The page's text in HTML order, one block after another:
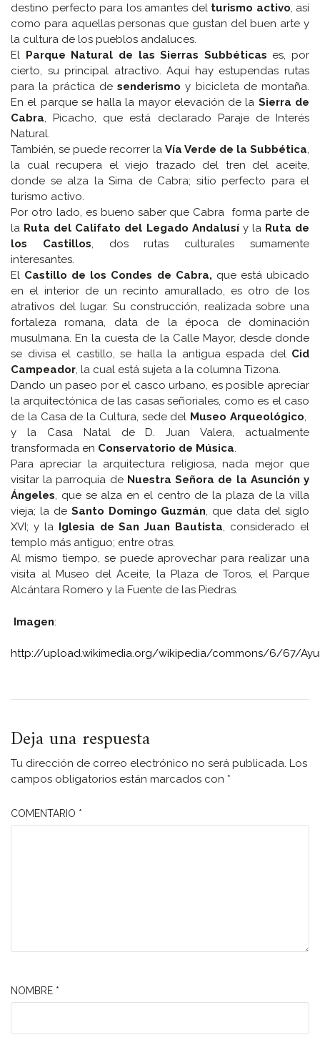
destino perfecto para los amantes del turismo activo, así
como para aquellas personas que gustan del buen arte y
la cultura de los pueblos andaluces.
El Parque Natural de las Sierras Subbéticas es, por
cierto, su principal atractivo. Aquí hay estupendas rutas
para la práctica de senderismo y bicicleta de montaña.
En el parque se halla la mayor elevación de la Sierra de
Cabra, Picacho, que está declarado Paraje de Interés
Natural.
También, se puede recorrer la Vía Verde de la Subbética,
la cual recupera el viejo trazado del tren del aceite,
donde se alza la Sima de Cabra; sitio perfecto para el
turismo activo.
Por otro lado, es bueno saber que Cabra forma parte de
la Ruta del Califato del Legado Andalusíy la Ruta de
los Castillos, dos rutas culturales sumamente
interesantes.
El Castillo de los Condes de Cabra, que está ubicado
en el interior de un recinto amurallado, es otro de los
atrativos del lugar. Su construcción, realizada sobre una
fortaleza romana, data de la época de dominación
musulmana. En la cuesta de la Calle Mayor, desde donde
se divisa el castillo, se halla la antigua espada del Cid
Campeador, la cual está sujeta a la columna Tizona.
Dando un paseo por el casco urbano, es posible apreciar
la arquitectónica de las casas señoriales, como es el caso
de la Casa de la Cultura, sede del Museo Arqueológico,
y la Casa Natal de D. Juan Valera, actualmente
transformada en Conservatorio de Música.
Para apreciar la arquitectura religiosa, nada mejor que
visitar la parroquia de Nuestra Señora de la Asunción y
Ángeles, que se alza en el centro de la plaza de la villa
vieja; la de Santo Domingo Guzmán, que data del siglo
XVI; y la Iglesia de San Juan Bautista, considerado el
templo más antiguo; entre otras.
Al mismo tiempo, se puede aprovechar para realizar una
visita al Museo del Aceite, la Plaza de Toros, el Parque
Alcántara Romero y la Fuente de las Piedras.
Imagen:
http://upload.wikimedia.org/wikipedia/commons/6/67/
Deja una respuesta
Tu dirección de correo electrónico no será publicada. Los
campos obligatorios están marcados con *
COMENTARIO *
NOMBRE *